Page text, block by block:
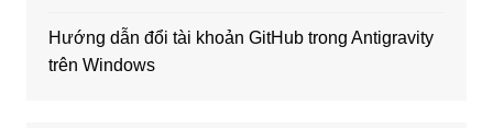
Hướng dẫn đổi tài khoản GitHub trong Antigravity
trên Windows